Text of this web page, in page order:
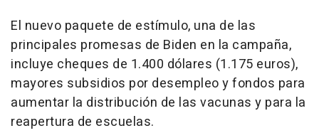
El nuevo paquete de estímulo, una de las
principales promesas de Biden en la campaña,
incluye cheques de 1.400 dólares (1.175 euros),
mayores subsidios por desempleo y fondos para
aumentar la distribución de las vacunas y para la
reapertura de escuelas.